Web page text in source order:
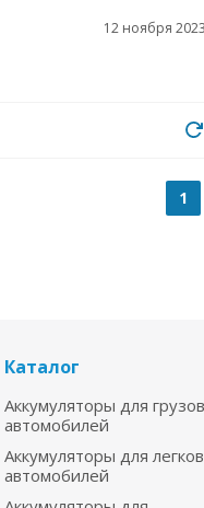
12 ноября 2023
1
Каталог
Аккумуляторы для
автомобилей
Аккумуляторы для
автомобилей